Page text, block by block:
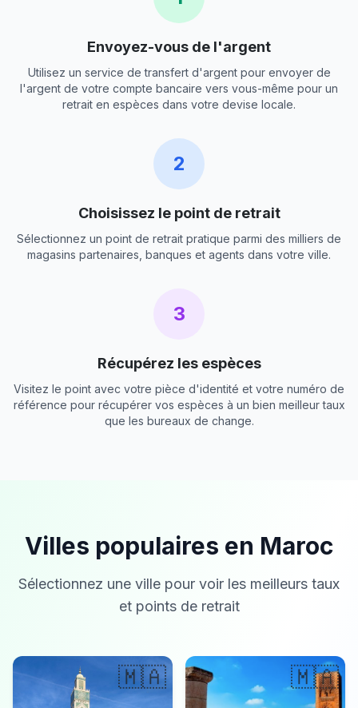
Envoyez-vous de l'argent
Utilisez un service de transfert d'argent pour envoyer de
l'argent de votre compte bancaire vers vous-même pour un
retrait en espèces dans votre devise locale.
2
Choisissez le point de retrait
Sélectionnez un point de retrait pratique parmi des milliers de
magasins partenaires, banques et agents dans votre ville.
3
Récupérez les espèces
Visitez le point avec votre pièce d'identité et votre numéro de
référence pour récupérer vos espèces à un bien meilleur taux
que les bureaux de change.
Villes populaires en Maroc
Sélectionnez une ville pour voir les meilleurs taux
et points de retrait
🇲🇦 🇲🇦